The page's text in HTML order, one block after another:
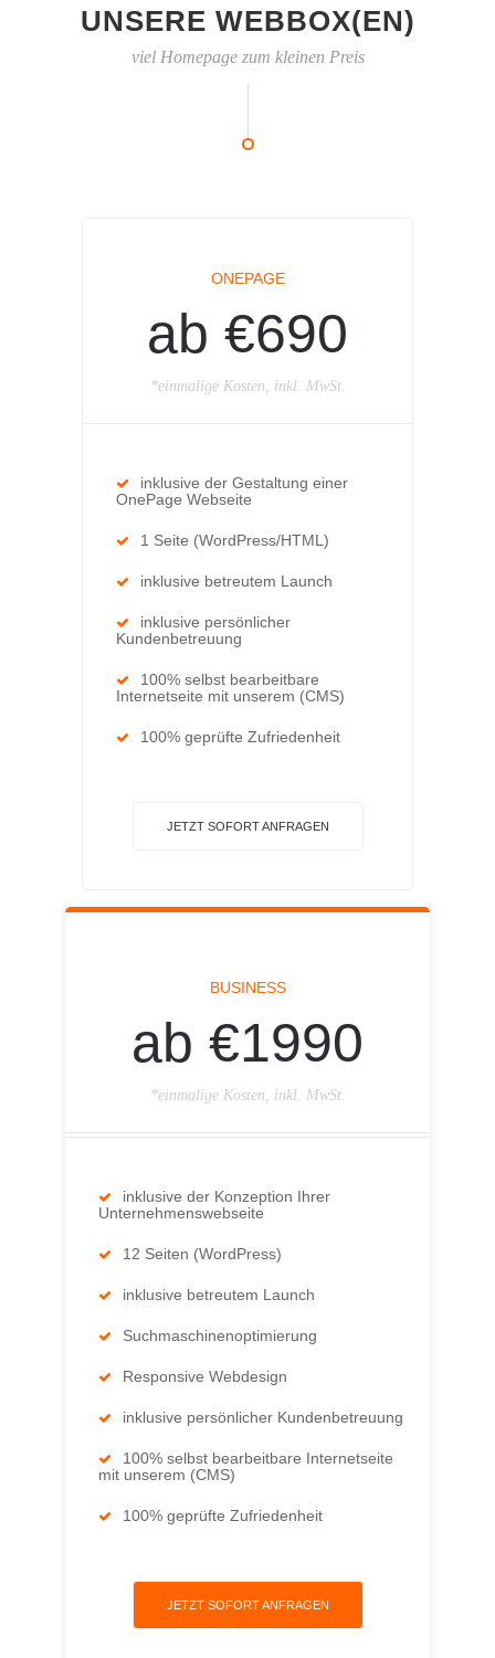
UNSERE WEBBOX(EN)
viel Homepage zum kleinen Preis
ONEPAGE
ab €690
*einmalige Kosten, inkl. MwSt.
inklusive der Gestaltung einer
OnePage Webseite
1 Seite (WordPress/HTML)
inklusive betreutem Launch
inklusive persönlicher
Kundenbetreuung
100% selbst bearbeitbare
Internetseite mit unserem (CMS)
100% geprüfte Zufriedenheit
JETZT SOFORT ANFRAGEN
BUSINESS
ab €1990
*einmalige Kosten, inkl. MwSt.
inklusive der Konzeption Ihrer
Unternehmenswebseite
12 Seiten (WordPress)
inklusive betreutem Launch
Suchmaschinenoptimierung
Responsive Webdesign
inklusive persönlicher Kundenbetreuung
100% selbst bearbeitbare Internetseite
mit unserem (CMS)
100% geprüfte Zufriedenheit
JETZT SOFORT ANFRAGEN